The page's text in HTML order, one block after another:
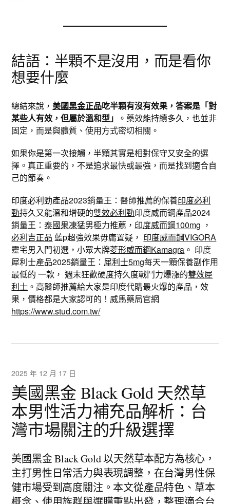
結語：半顆不是沒用，而是看你
想要什麼
總結來說，美國黑金正品吃半顆有沒有效果，答案是「對
某些人有效，但屬於溫和型」
。藥效能持續多久，也並非
固定，而是與體質、使用方式密切相關。
如果你是第一次接觸，半顆其實是相對保守又安全的選
擇。真正重要的，不是追求最快或最強，而是找到適合自
己的節奏。
印度必利勁產品2023銷量王：醫師推薦的保養印度必利
勁持久又能溫和增硬的雙效必利勁印度威而鋼產品2024
銷量王：泰國果凍猛男極力推薦， 印度威而鋼100mg ，
必利吉正品 藍p超強效果毋庸置疑， 印度威而鋼VIGORA
靈宅男入門初選，小眾大牌菱形威而鋼Kamagra 。 印度
犀利士產品2025銷量王： 犀利士5mg每天一顆保養副作用
最低的 一款， 週末狂歡硬度持久度戰鬥力爆漲的雙效犀
利士 。高醫師推薦給大家是印度代購最火爆的產品，效
果，價格都是大家認可的！威馬藥局官網
https://www.stud.com.tw/
2025 年 12 月 17 日
美國黑金 Black Gold 天然草
本男性活力補充品解析：台
灣市場關注的升級選擇
美國黑金 Black Gold 以天然草本配方為核心，
主打男性日常活力與表現調整，在台灣男性保
健市場受到高度關注。本文從產品特色、草本